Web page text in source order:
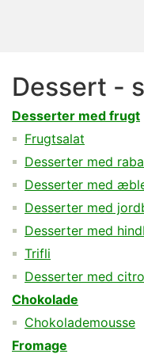
Dessert -
Desserter med frugt
Frugtsalat
Desserter med
Desserter med
Desserter med
Desserter med
Trifli
Desserter med
Chokolade
Chokolademousse
Fromage